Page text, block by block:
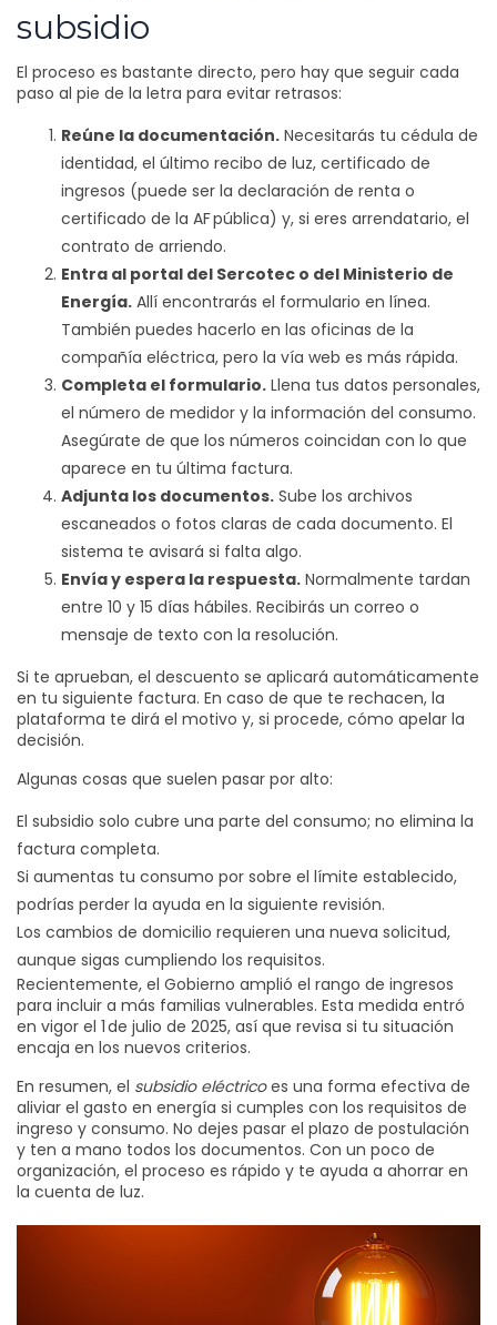
subsidio
El proceso es bastante directo, pero hay que seguir cada
paso al pie de la letra para evitar retrasos:
Reúne la documentación. Necesitarás tu cédula de
identidad, el último recibo de luz, certificado de
ingresos (puede ser la declaración de renta o
certificado de la AF pública) y, si eres arrendatario, el
contrato de arriendo.
Entra al portal del Sercotec o del Ministerio de
Energía. Allí encontrarás el formulario en línea.
También puedes hacerlo en las oficinas de la
compañía eléctrica, pero la vía web es más rápida.
Completa el formulario. Llena tus datos personales,
el número de medidor y la información del consumo.
Asegúrate de que los números coincidan con lo que
aparece en tu última factura.
Adjunta los documentos. Sube los archivos
escaneados o fotos claras de cada documento. El
sistema te avisará si falta algo.
Envía y espera la respuesta. Normalmente tardan
entre 10 y 15 días hábiles. Recibirás un correo o
mensaje de texto con la resolución.
Si te aprueban, el descuento se aplicará automáticamente
en tu siguiente factura. En caso de que te rechacen, la
plataforma te dirá el motivo y, si procede, cómo apelar la
decisión.
Algunas cosas que suelen pasar por alto:
El subsidio solo cubre una parte del consumo; no elimina la
factura completa.
Si aumentas tu consumo por sobre el límite establecido,
podrías perder la ayuda en la siguiente revisión.
Los cambios de domicilio requieren una nueva solicitud,
aunque sigas cumpliendo los requisitos.
Recientemente, el Gobierno amplió el rango de ingresos
para incluir a más familias vulnerables. Esta medida entró
en vigor el 1 de julio de 2025, así que revisa si tu situación
encaja en los nuevos criterios.
En resumen, el subsidio eléctricoes una forma efectiva de
aliviar el gasto en energía si cumples con los requisitos de
ingreso y consumo. No dejes pasar el plazo de postulación
y ten a mano todos los documentos. Con un poco de
organización, el proceso es rápido y te ayuda a ahorrar en
la cuenta de luz.